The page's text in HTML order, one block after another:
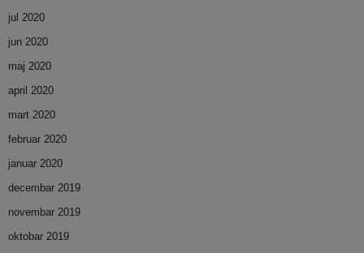
jul 2020
jun 2020
maj 2020
april 2020
mart 2020
februar 2020
januar 2020
decembar 2019
novembar 2019
oktobar 2019